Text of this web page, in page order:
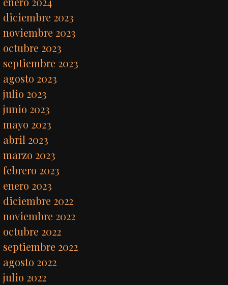
diciembre 2023
noviembre 2023
octubre 2023
septiembre 2023
agosto 2023
julio 2023
junio 2023
mayo 2023
abril 2023
marzo 2023
febrero 2023
enero 2023
diciembre 2022
noviembre 2022
octubre 2022
septiembre 2022
agosto 2022
julio 2022